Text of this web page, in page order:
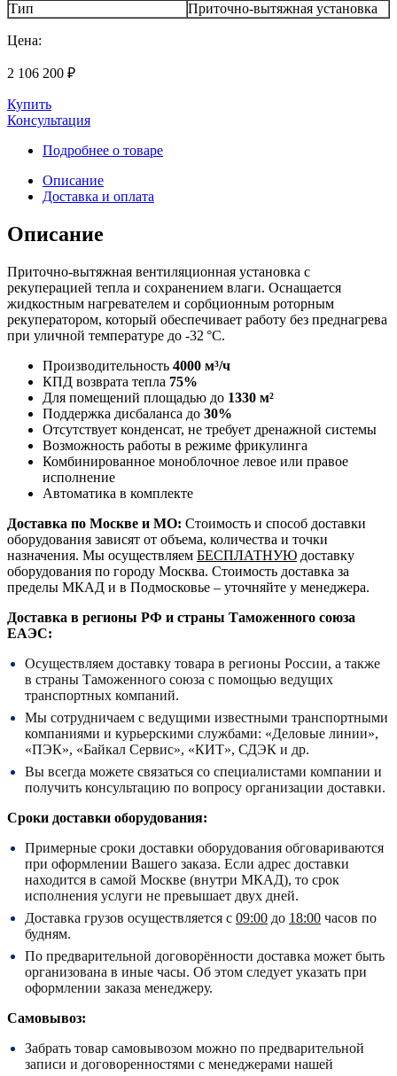
Тип
Приточно-вытяжная установка
Цена:
2 106 200 ₽
Купить
Консультация
Подробнее о товаре
Описание
Доставка и оплата
Описание
Приточно-вытяжная вентиляционная установка с
рекуперацией тепла и сохранением влаги. Оснащается
жидкостным нагревателем и сорбционным роторным
рекуператором, который обеспечивает работу без преднагрева
при уличной температуре до -32 °C.
Производительность 4000 м³/ч
КПД возврата тепла 75%
Для помещений площадью до 1330 м²
Поддержка дисбаланса до 30%
Отсутствует конденсат, не требует дренажной системы
Возможность работы в режиме фрикулинга
Комбинированное моноблочное левое или правое
исполнение
Автоматика в комплекте
Доставка по Москве и МО: Стоимость и способ доставки
оборудования зависят от объема, количества и точки
назначения. Мы осуществляем БЕСПЛАТНУЮ доставку
оборудования по городу Москва. Стоимость доставка за
пределы МКАД и в Подмосковье – уточняйте у менеджера.
Доставка в регионы РФ и страны Таможенного союза
ЕАЭС:
Осуществляем доставку товара в регионы России, а также
в страны Таможенного союза с помощью ведущих
транспортных компаний.
Мы сотрудничаем с ведущими известными транспортными
компаниями и курьерскими службами: «Деловые линии»,
«ПЭК», «Байкал Сервис», «КИТ», СДЭК и др.
Вы всегда можете связаться со специалистами компании и
получить консультацию по вопросу организации доставки.
Сроки доставки оборудования:
Примерные сроки доставки оборудования обговариваются
при оформлении Вашего заказа. Если адрес доставки
находится в самой Москве (внутри МКАД), то срок
исполнения услуги не превышает двух дней.
Доставка грузов осуществляется с 09:00 до 18:00 часов по
будням.
По предварительной договорённости доставка может быть
организована в иные часы. Об этом следует указать при
оформлении заказа менеджеру.
Самовывоз:
Забрать товар самовывозом можно по предварительной
записи и договоренностями с менеджерами нашей